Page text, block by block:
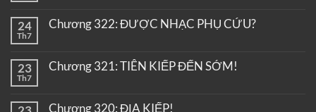
24
Th7
Chương 322: ĐƯỢC NHẠC PHỤ CỨU?
23
Th7
Chương 321: TIÊN KIẾP ĐẾN SỚM!
Chương 320: ĐỊA KIẾP!